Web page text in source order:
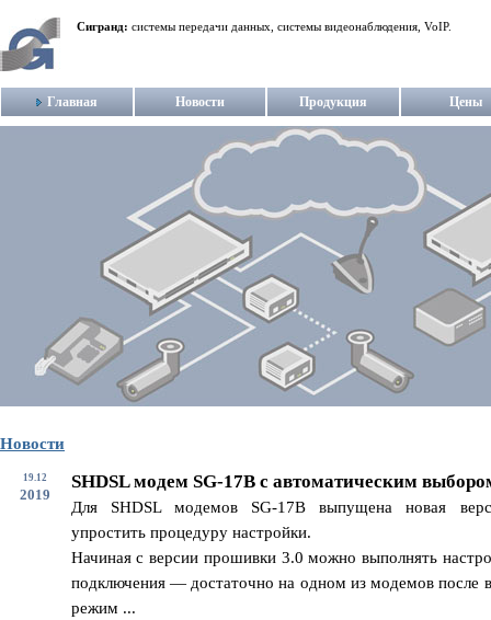
Сигранд: системы передачи данных, системы видеонаблюдения, VoIP.
Главная Новости Продукция Цены
Новости
19.12
2019
SHDSL модем SG-17B с автоматическим
Для SHDSL модемов SG-17B выпущена новая
упростить процедуру настройки.
Начиная с версии прошивки 3.0 можно выполнять
подключения — достаточно на одном из модемов после
режим ...